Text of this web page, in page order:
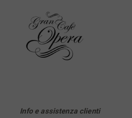
Info e assistenza clienti